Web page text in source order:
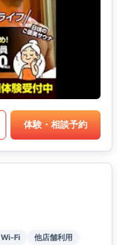
体験・相談予約
Wi-Fi
他店舗利用